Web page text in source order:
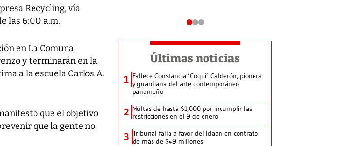
Recycling, vía
las 6:00 a.m.
en La Comuna
y terminarán en la
a la escuela Carlos A.
que el objetivo
que la gente no
Últimas noticias
1 Fallece Constancia ‘Coqui’ Calderón, pionera
y guardiana del arte contemporáneo
panameño
2 Multas de hasta $1,000 por incumplir las
restricciones en el 9 de enero
3 Tribunal falla a favor del Idaan en contrato
de más de $49 millones